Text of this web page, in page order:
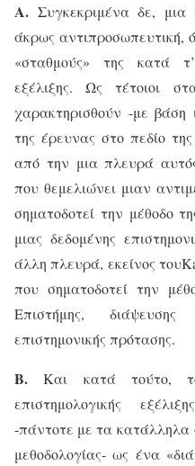
Α. Συγκεκριμένα δε, μια
άκρως αντιπροσωπευτική,
«σταθμούς» της κατά
εξέλιξης. Ως τέτοιοι
χαρακτηρισθούν -με βάση
της έρευνας στο πεδίο της
από την μια πλευρά
που θεμελιώνει μιαν
σηματοδοτεί την μέθοδο
μιας δεδομένης
άλλη πλευρά, εκείνος του
που σηματοδοτεί την
Επιστήμης,
επιστημονικής πρότασης.
Β.Και κατά τούτο,
επιστημολογικής
-πάντοτε με τα κατάλληλα
μεθοδολογίας- ως ένα